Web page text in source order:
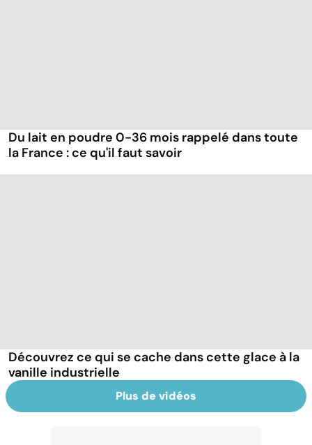
Du lait en poudre 0-36 mois rappelé dans toute
la France : ce qu'il faut savoir
Découvrez ce qui se cache dans cette glace à la
vanille industrielle
Plus de vidéos